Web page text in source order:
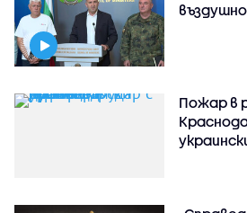
Пожар в